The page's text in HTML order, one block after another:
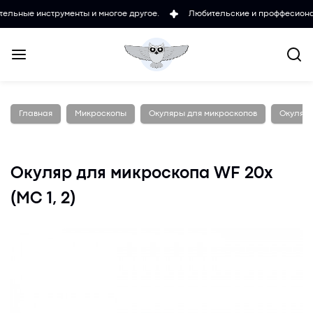
и многое другое. Любительские и проффесиональные
Главная Микроскопы Окуляры для микроскопов Окуляр
Окуляр для микроскопа WF 20х
(MC 1, 2)